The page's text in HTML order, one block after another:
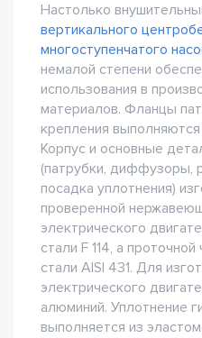
Настолько
вертикального
многоступенчатого
немалой степени
использования в
материалов. Фланцы
крепления
Корпус и основные
(патрубки, диффузоры,
посадка уплотнения)
проверенной
электрического
стали F 114, а
стали AISI 431. Для
электрического
алюминий. Уплотнение
выполняется из